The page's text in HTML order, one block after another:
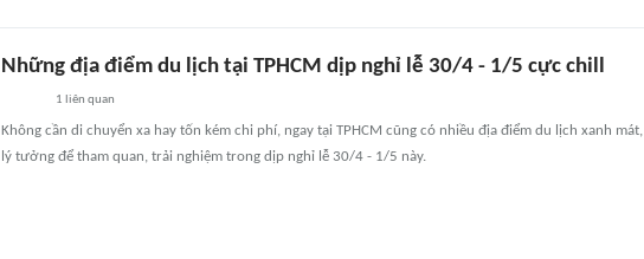
Những địa điểm du lịch tại TPHCM dịp nghỉ lễ 30/4 - 1/5 cực chill
1 liên quan
Không cần di chuyển xa hay tốn kém chi phí, ngay tại TPHCM cũng có nhiều địa điểm du lịch xanh mát,
lý tưởng để tham quan, trải nghiệm trong dịp nghỉ lễ 30/4 - 1/5 này.